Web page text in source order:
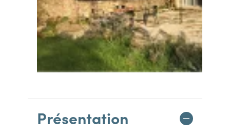
Présentation